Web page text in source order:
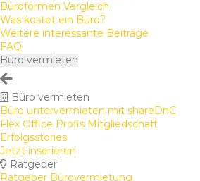
Büroformen Vergleich
Was kostet ein Büro?
Weitere interessante Beiträge
FAQ
Büro vermieten
Büro vermieten
Büro untervermieten mit shareDnC
Flex Office Profis Mitgliedschaft
Erfolgsstories
Jetzt inserieren
Ratgeber
Ratgeber Bürovermietung